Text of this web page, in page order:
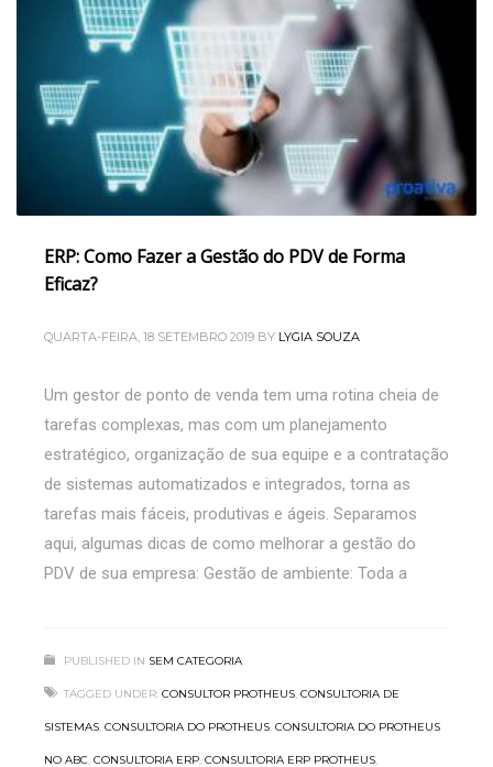
ERP: Como Fazer a Gestão do PDV de Forma
Eficaz?
QUARTA-FEIRA, 18 SETEMBRO 2019 BY LYGIA SOUZA
Um gestor de ponto de venda tem uma rotina cheia de
tarefas complexas, mas com um planejamento
estratégico, organização de sua equipe e a contratação
de sistemas automatizados e integrados, torna as
tarefas mais fáceis, produtivas e ágeis. Separamos
aqui, algumas dicas de como melhorar a gestão do
PDV de sua empresa: Gestão de ambiente: Toda a
PUBLISHED IN SEM CATEGORIA
TAGGED UNDER: CONSULTOR PROTHEUS, CONSULTORIA DE
SISTEMAS, CONSULTORIA DO PROTHEUS, CONSULTORIA DO PROTHEUS
NO ABC, CONSULTORIA ERP, CONSULTORIA ERP PROTHEUS,